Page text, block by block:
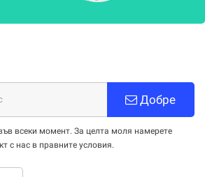
Добре
всеки момент. За целта моля намерете
с нас в правните условия.